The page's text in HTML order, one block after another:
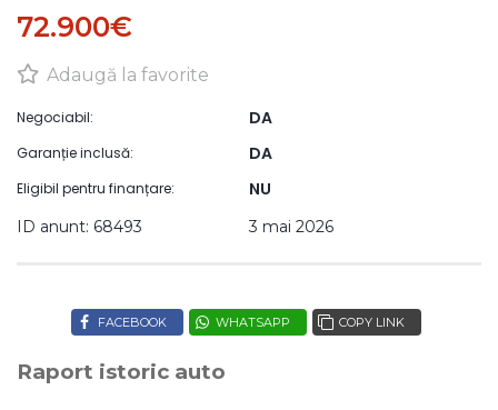
72.900€
Adaugă la favorite
Negociabil: DA
Garanție inclusă: DA
Eligibil pentru finanțare: NU
ID anunt: 68493 3 mai 2026
FACEBOOK WHATSAPP COPY LINK
Raport istoric auto